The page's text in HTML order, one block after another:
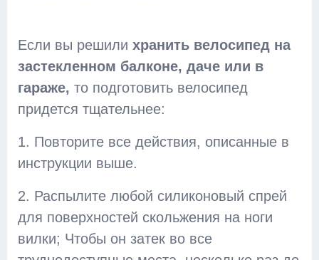
Если вы решили хранить велосипед на
застекленном балконе, даче или в
гараже, то подготовить велосипед
придется тщательнее:
1. Повторите все действия, описанные в
инструкции выше.
2. Распылите любой силиконовый спрей
для поверхностей скольжения на ноги
вилки; Чтобы он затек во все